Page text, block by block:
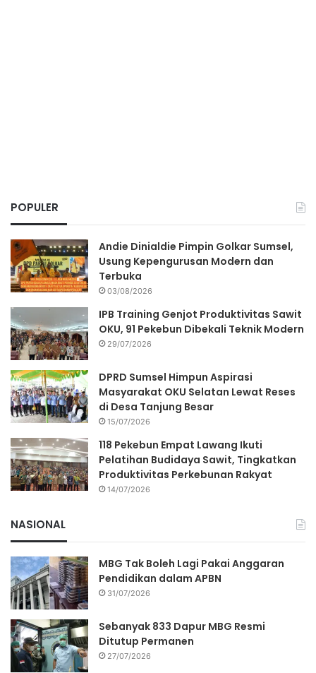
POPULER
Andie Dinialdie Pimpin Golkar Sumsel,
Usung Kepengurusan Modern dan
Terbuka
03/08/2026
IPB Training Genjot Produktivitas Sawit
OKU, 91 Pekebun Dibekali Teknik Modern
29/07/2026
DPRD Sumsel Himpun Aspirasi
Masyarakat OKU Selatan Lewat Reses
di Desa Tanjung Besar
15/07/2026
118 Pekebun Empat Lawang Ikuti
Pelatihan Budidaya Sawit, Tingkatkan
Produktivitas Perkebunan Rakyat
14/07/2026
NASIONAL
MBG Tak Boleh Lagi Pakai Anggaran
Pendidikan dalam APBN
31/07/2026
Sebanyak 833 Dapur MBG Resmi
Ditutup Permanen
27/07/2026